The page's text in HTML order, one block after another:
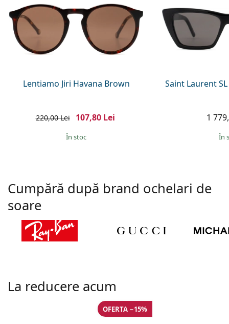
Lentiamo Jiri Havana Brown
220,00 Lei 107,80 Lei
În stoc
Saint Laurent
1
În
Cumpără după brand ochelari de
soare
La reducere acum
OFERTA −15%